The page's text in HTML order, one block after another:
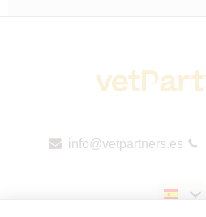
info@vetpartners.es